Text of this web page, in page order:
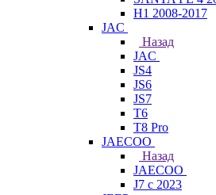
H1 2008-2017
JAC
Назад
JAC
JS4
JS6
JS7
T6
T8 Pro
JAECOO
Назад
JAECOO
J7 с 2023